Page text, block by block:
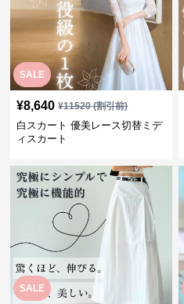
SALE
¥8,640 ¥11520(割引前)
白スカート 優美レース切替ミデ
ィスカート
SALE